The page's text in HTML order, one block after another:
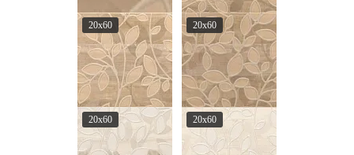
20x60 20x60
20x60 20x60